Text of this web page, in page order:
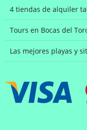
4 tiendas de alquiler
Tours en Bocas del
Las mejores playas y